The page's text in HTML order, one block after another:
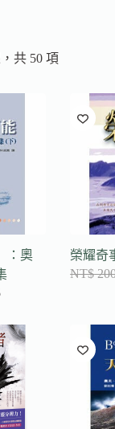
共 50 項依
：奧
榮耀奇
NT$